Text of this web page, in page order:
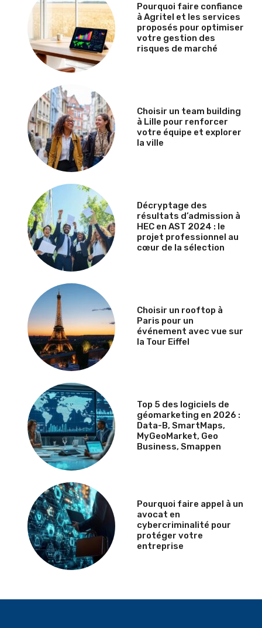
Pourquoi faire confiance
à Agritel et les services
proposés pour optimiser
votre gestion des
risques de marché
Choisir un team building
à Lille pour renforcer
votre équipe et explorer
la ville
Décryptage des
résultats d’admission à
HEC en AST 2024 : le
projet professionnel au
cœur de la sélection
Choisir un rooftop à
Paris pour un
événement avec vue sur
la Tour Eiffel
Top 5 des logiciels de
géomarketing en 2026 :
Data-B, SmartMaps,
MyGeoMarket, Geo
Business, Smappen
Pourquoi faire appel à un
avocat en
cybercriminalité pour
protéger votre
entreprise